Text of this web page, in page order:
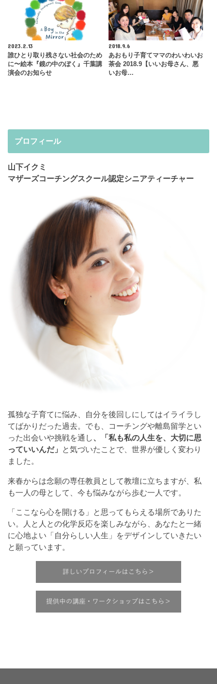
2023.2.13
誰ひとり取り残さない社会のため
に〜絵本『鏡の中のぼく』千葉講
演会のお知らせ
2018.9.6
あおもり子育てママのわいわいお
茶会 2018.9【いいお母さん、悪
いお母…
プロフィール
山下イクミ
マザーズコーチングスクール認定シニアティーチャー
孤独な子育てに悩み、自分を後回しにしてはイライラし
てばかりだった過去。でも、コーチングや離島留学とい
った出会いや挑戦を通し、「私も私の人生を、大切に思
っていいんだ」 と気づいたことで、世界が優しく変わり
ました。
来春からは念願の専任教員として教壇に立ちますが、私
も一人の母として、今も悩みながら歩む一人です。
「ここなら心を開ける」と思ってもらえる場所でありた
い。人と人との化学反応を楽しみながら、あなたと一緒
に心地よい「自分らしい人生」をデザインしていきたい
と願っています。